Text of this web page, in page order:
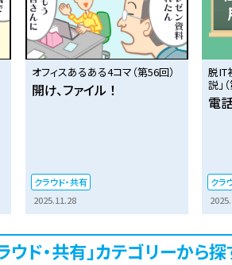
オフィスあるある4コマ（第56回）
開け、ファイル ！
クラウド・共有
2025.11.28
脱IT
説」
電
クラ
ウド・共有」カテゴリーから